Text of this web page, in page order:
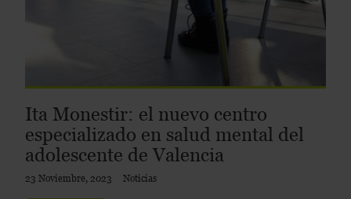
Ita Monestir: el nuevo centro
especializado en salud mental del
adolescente de Valencia
23 Noviembre, 2023 Noticias